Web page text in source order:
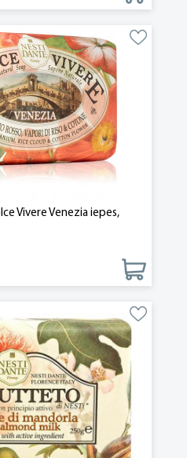
Vivere Venezia iepes,